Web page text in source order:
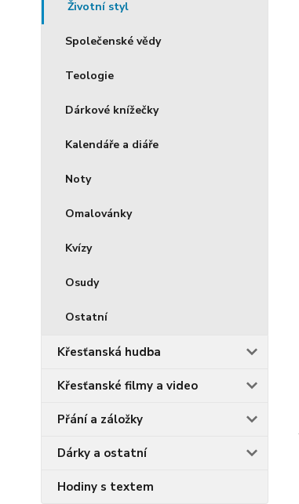
Životní styl
Společenské vědy
Teologie
Dárkové knížečky
Kalendáře a diáře
Noty
Omalovánky
Kvízy
Osudy
Ostatní
Křesťanská hudba
Křesťanské filmy a video
Přání a záložky
Dárky a ostatní
Hodiny s textem